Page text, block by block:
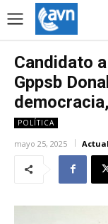
Candidato
Gppsb
POLÍTICA
mayo 25, 2025